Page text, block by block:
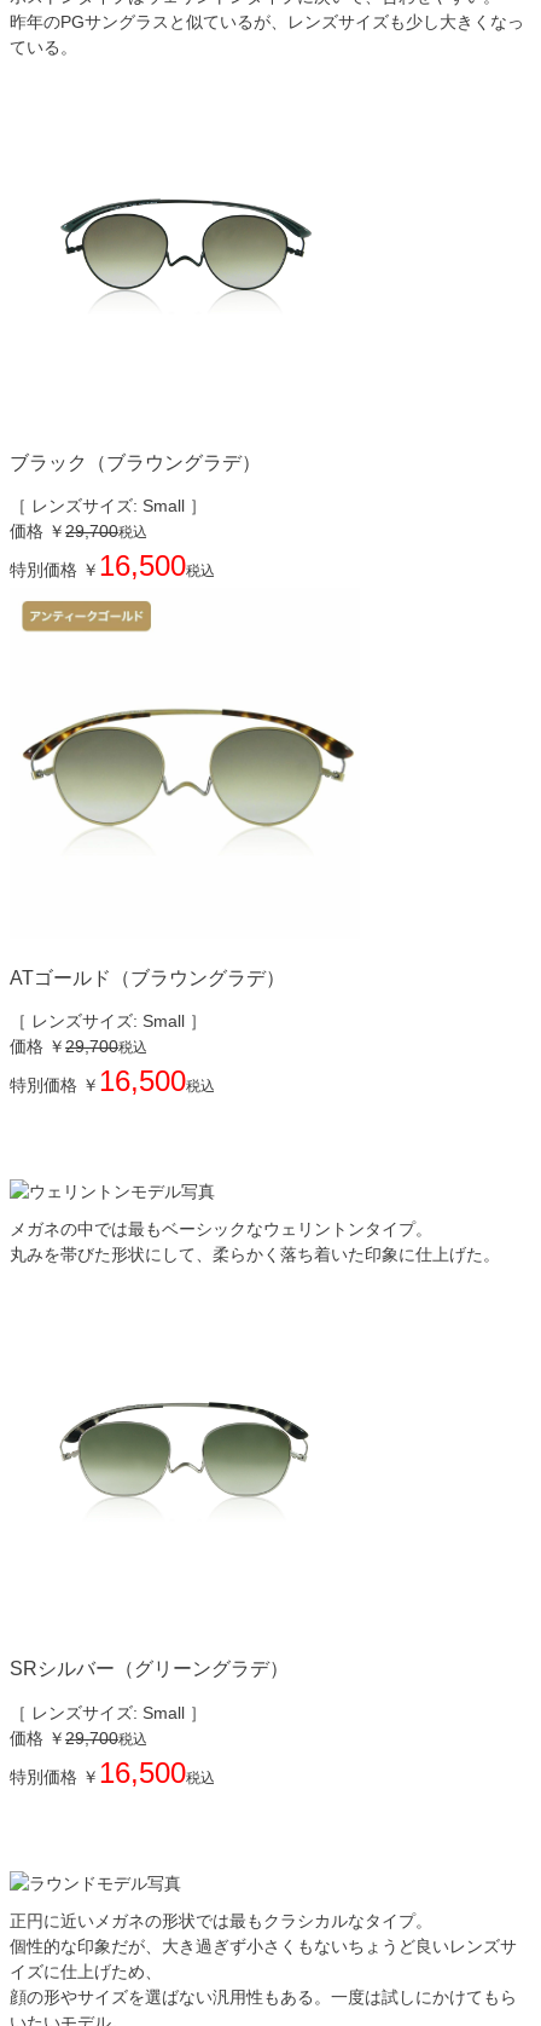
昨年のPGサングラスと似ているが、レンズサイズも少し大きくなっ
ている。
ブラック（ブラウングラデ）
［ レンズサイズ: Small ］
価格 ￥29,700税込
特別価格 ￥ 16,500税込
ATゴールド（ブラウングラデ）
［ レンズサイズ: Small ］
価格 ￥29,700税込
特別価格 ￥ 16,500税込
メガネの中では最もベーシックなウェリントンタイプ。
丸みを帯びた形状にして、柔らかく落ち着いた印象に仕上げた。
SRシルバー（グリーングラデ）
［ レンズサイズ: Small ］
価格 ￥29,700税込
特別価格 ￥ 16,500税込
正円に近いメガネの形状では最もクラシカルなタイプ。
個性的な印象だが、大き過ぎず小さくもないちょうど良いレンズサ
イズに仕上げため、
顔の形やサイズを選ばない汎用性もある。一度は試しにかけてもら
いたいモデル。